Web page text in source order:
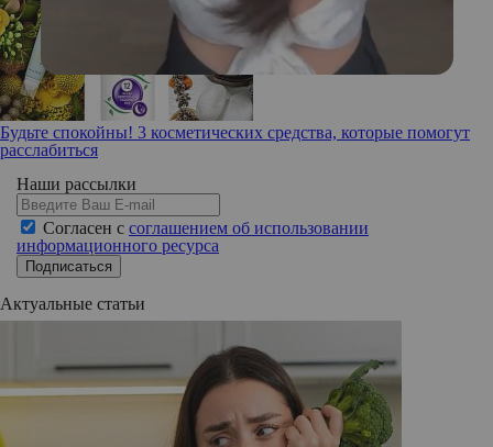
Будьте спокойны! 3 косметических средства, которые помогут
расслабиться
Наши рассылки
Согласен с соглашением об использовании
информационного ресурса
Подписаться
Актуальные статьи